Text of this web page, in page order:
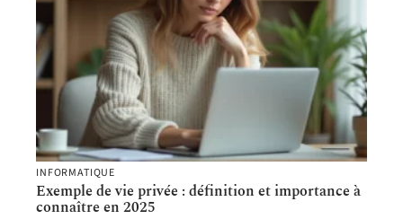
INFORMATIQUE
Exemple de vie privée : définition et importance à
connaître en 2025